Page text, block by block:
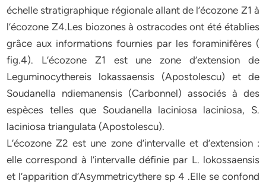
échelle stratigraphique régionale allant de l’écozone Z1 à
l’écozone Z4.Les biozones à ostracodes ont été établies
grâce aux informations fournies par les foraminifères (
fig.4). L’écozone Z1 est une zone d’extension de
Leguminocythereis lokassaensis (Apostolescu) et de
Soudanella ndiemanensis (Carbonnel) associés à des
espèces telles que Soudanella laciniosa laciniosa, S.
laciniosa triangulata (Apostolescu).
L’écozone Z2 est une zone d’intervalle et d’extension :
elle correspond à l’intervalle définie par L. lokossaensis
et l’apparition d’Asymmetricythere sp 4 .Elle se confond